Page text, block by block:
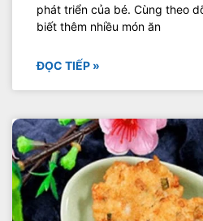
phát triển của bé. Cùng theo
biết thêm nhiều món ăn
ĐỌC TIẾP »